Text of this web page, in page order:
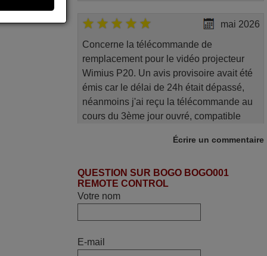
mai 2026
Concerne la télécommande de
remplacement pour le vidéo projecteur
Wimius P20. Un avis provisoire avait été
émis car le délai de 24h était dépassé,
néanmoins j'ai reçu la télécommande au
cours du 3ème jour ouvré, compatible
fonctionnalité de la télécommande, le
permet de connaître facilement la fonction
des différentes touches. De plus, elle est
directement utilisable moyennant
Écrire un commentaire
QUESTION SUR BOGO BOGO001
REMOTE CONTROL
Votre nom
E-mail